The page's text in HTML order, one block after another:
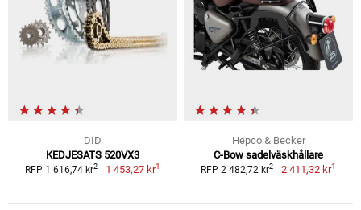
DID
KEDJESATS 520VX3
RFP 1 616,74 kr2 1 453,27 kr1
Hepco & Becker
C-Bow sadelväskhållare
RFP 2 482,72 kr2 2 411,32 kr1